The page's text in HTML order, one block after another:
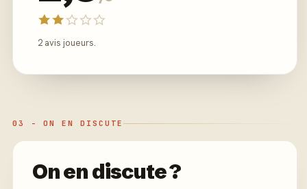
2 avis joueurs.
03 - ON EN DISCUTE
On en discute ?